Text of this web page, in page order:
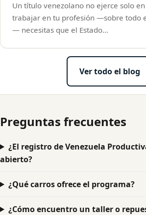
Un título venezolano no ejerce solo
trabajar en tu profesión —sobre todo
— necesitas que el Estado…
Ver todo el blog
Preguntas frecuentes
¿El registro de Venezuela
abierto?
¿Qué carros ofrece el programa?
¿Cómo encuentro un taller o